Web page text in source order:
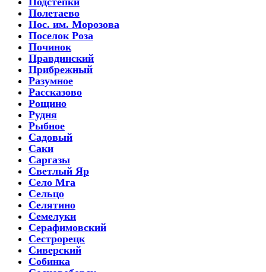
Полетаево
Пос. им. Морозова
Поселок Роза
Починок
Правдинский
Прибрежный
Разумное
Рассказово
Рощино
Рудня
Рыбное
Садовый
Саки
Саргазы
Светлый Яр
Село Мга
Сельцо
Селятино
Семелуки
Серафимовский
Сестрорецк
Сиверский
Собинка